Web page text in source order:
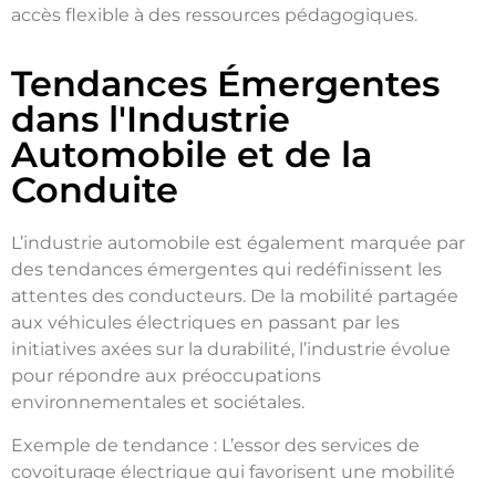
accès flexible à des ressources pédagogiques.
Tendances Émergentes
dans l'Industrie
Automobile et de la
Conduite
L’industrie automobile est également marquée par
des tendances émergentes qui redéfinissent les
attentes des conducteurs. De la mobilité partagée
aux véhicules électriques en passant par les
initiatives axées sur la durabilité, l’industrie évolue
pour répondre aux préoccupations
environnementales et sociétales.
Exemple de tendance : L’essor des services de
covoiturage électrique qui favorisent une mobilité